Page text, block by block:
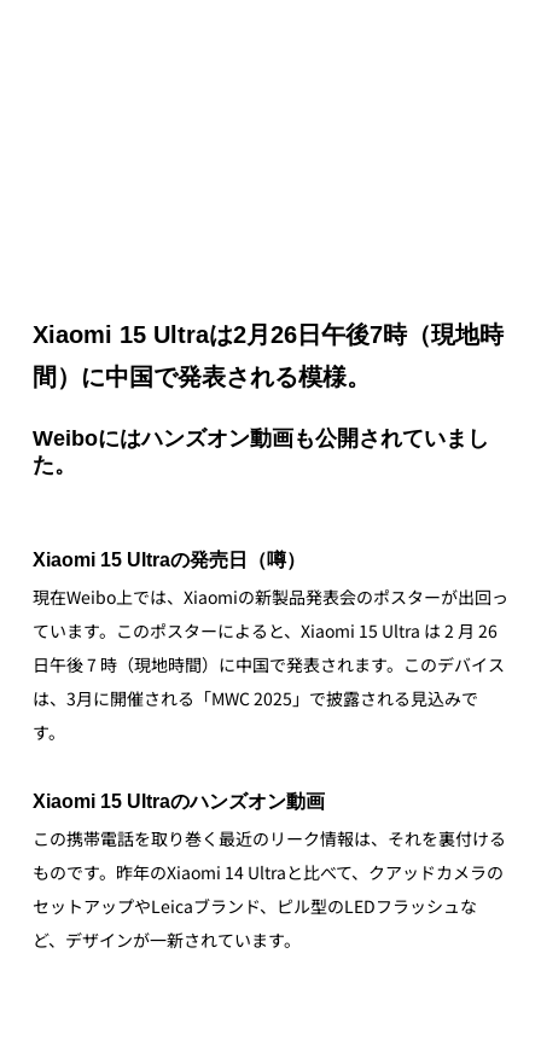
Xiaomi 15 Ultraは2月26日午後7時（現地時
間）に中国で発表される模様。
Weiboにはハンズオン動画も公開されていまし
た。
Xiaomi 15 Ultraの発売日（噂）
現在Weibo上では、Xiaomiの新製品発表会のポスターが出回っ
ています。このポスターによると、Xiaomi 15 Ultra は 2 月 26
日午後 7 時（現地時間）に中国で発表されます。このデバイス
は、3月に開催される「MWC 2025」で披露される見込みで
す。
Xiaomi 15 Ultraのハンズオン動画
この携帯電話を取り巻く最近のリーク情報は、それを裏付ける
ものです。昨年のXiaomi 14 Ultraと比べて、クアッドカメラの
セットアップやLeicaブランド、ピル型のLEDフラッシュな
ど、デザインが一新されています。